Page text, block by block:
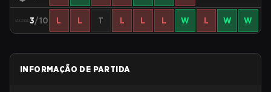
3/10 L L T L L L W L W W
INFORMAÇÃO DE PARTIDA